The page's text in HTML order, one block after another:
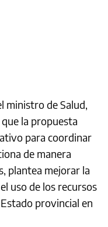
ministro de Salud,
la propuesta
para coordinar
de manera
plantea mejorar la
uso de los recursos
provincial en